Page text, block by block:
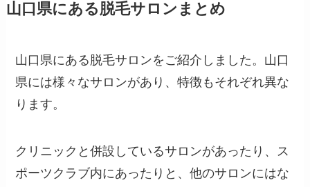
山口県にある脱毛サロンまとめ
山口県にある脱毛サロンをご紹介しました。山口
県には様々なサロンがあり、特徴もそれぞれ異な
ります。
クリニックと併設しているサロンがあったり、ス
ポーツクラブ内にあったりと、他のサロンにはな